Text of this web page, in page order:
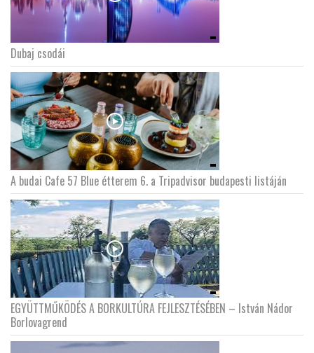
Dubaj csodái
A budai Cafe 57 Blue étterem 6. a Tripadvisor budapesti listáján
EGYÜTTMŰKÖDÉS A BORKULTÚRA FEJLESZTÉSÉBEN – István Nádor
Borlovagrend